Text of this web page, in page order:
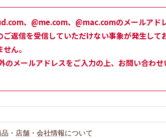
、@me.com、@mac.comのメールアド
返信を受信していただけない事象が発生して
ん。
メールアドレスをご入力の上、お問い合わ